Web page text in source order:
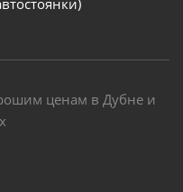
ценам в Дубне и